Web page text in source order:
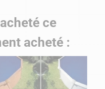
ce
acheté :